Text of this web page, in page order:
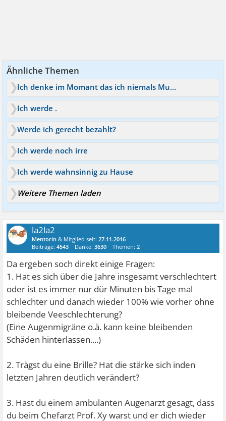
Ähnliche Themen
Ich denke im Momant das ich niemals Mutter werde
Ich werde .
Werde ich gerecht bezahlt?
Ich werde noch irre
Ich werde wahnsinnig zu Hause
Weitere Themen laden
la2la2
Mentorin & Mitglied seit:27.11.2016
Beiträge:4543 Danke:3630 Themen:2
Da ergeben soch direkt einige Fragen:
1. Hat es sich über die Jahre insgesamt verschlechtert
oder ist es immer nur dür Minuten bis Tage mal
schlechter und danach wieder 100% wie vorher ohne
bleibende Veeschlechterung?
(Eine Augenmigräne o.ä. kann keine bleibenden
Schäden hinterlassen....)
2. Trägst du eine Brille? Hat die stärke sich inden
letzten Jahren deutlich verändert?
3. Hast du einem ambulanten Augenarzt gesagt, dass
du beim Chefarzt Prof. Xy warst und er dich wieder